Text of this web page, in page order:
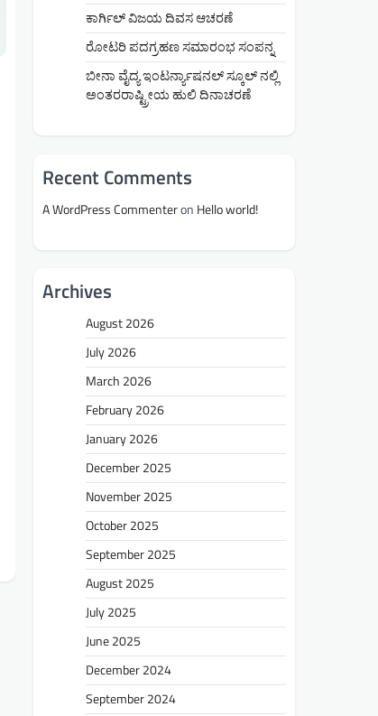
ಕಾರ್ಗಿಲ್ ವಿಜಯ ದಿವಸ ಆಚರಣೆ
ರೋಟರಿ ಪದಗ್ರಹಣ ಸಮಾರಂಭ ಸಂಪನ್ನ
ಬೀನಾ ವೈದ್ಯ ಇಂಟರ್ನ್ಯಾಷನಲ್ ಸ್ಕೂಲ್ ನಲ್ಲಿ
ಅಂತರರಾಷ್ಟ್ರೀಯ ಹುಲಿ ದಿನಾಚರಣೆ
Recent Comments
A WordPress Commenteron Hello world!
Archives
August 2026
July 2026
March 2026
February 2026
January 2026
December 2025
November 2025
October 2025
September 2025
August 2025
July 2025
June 2025
December 2024
September 2024